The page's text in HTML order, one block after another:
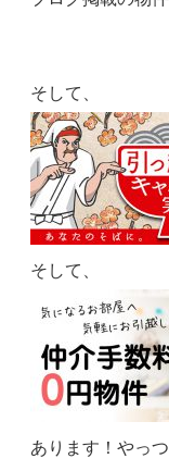
そして、
そして、
あります！やっ